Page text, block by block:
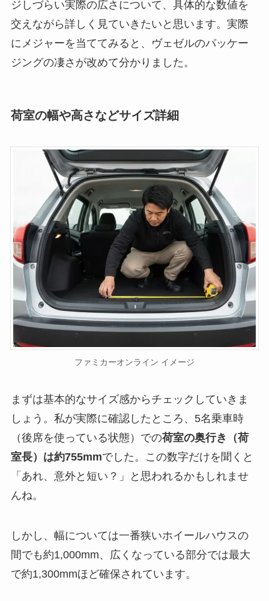
ジしづらい実際の広さについて、具体的な数値を
交えながら詳しく見ていきたいと思います。実際
にメジャーを当ててみると、ヴェゼルのパッケー
ジングの凄さが改めて分かりました。
荷室の幅や高さなどサイズ詳細
ファミカーオンライン イメージ
まずは基本的なサイズ感からチェックしていきま
しょう。私が実際に確認したところ、5名乗車時
（後席を使っている状態）での荷室の奥行き（荷
室長）は約755mmでした。この数字だけを聞くと
「あれ、意外と短い？」と思われるかもしれませ
んね。
しかし、幅については一番狭いホイールハウスの
間でも約1,000mm、広くなっている部分では最大
で約1,300mmほど確保されています。